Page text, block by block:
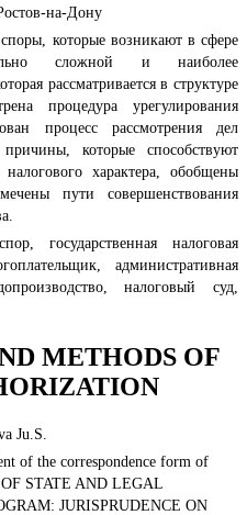
на-Дону
споры, которые возникают в сфере
сложной и наиболее
рассматривается в структуре
процедура урегулирования
процесс рассмотрения дел
которые способствуют
характера, обобщены
пути совершенствования
государственная налоговая
административная
налоговый суд,
METHODS OF
Ju.S.
of the correspondence form of
STATE AND LEGAL
JURISPRUDENCE ON